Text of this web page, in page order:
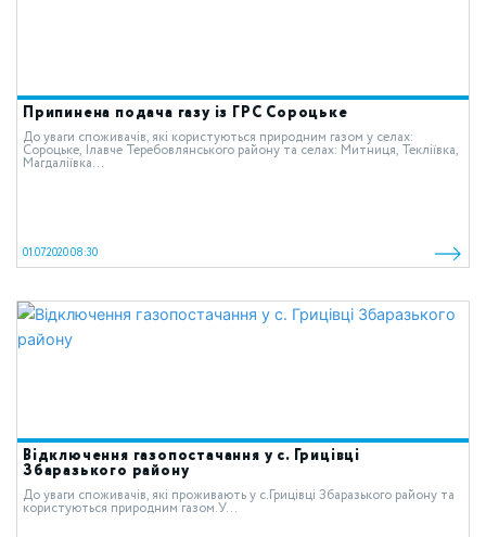
Припинена подача газу із ГРС Сороцьке
До уваги споживачів, які користуються природним газом у селах:
Сороцьке, Ілавче Теребовлянського району та селах: Митниця, Текліївка,
Магдаліївка...
01.07.2020 08:30
Відключення газопостачання у с. Грицівці
Збаразького району
До уваги споживачів, які проживають у c.Грицівці Збаразького району та
користуються природним газом.У...